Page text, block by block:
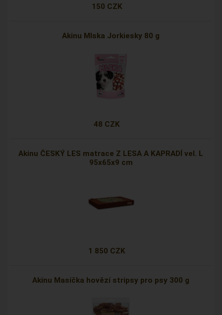
150 CZK
Akinu Mlska Jorkiesky 80 g
48 CZK
Akinu ČESKÝ LES matrace Z LESA A KAPRADÍ vel. L
95x65x9 cm
1 850 CZK
Akinu Masíčka hovězí stripsy pro psy 300 g